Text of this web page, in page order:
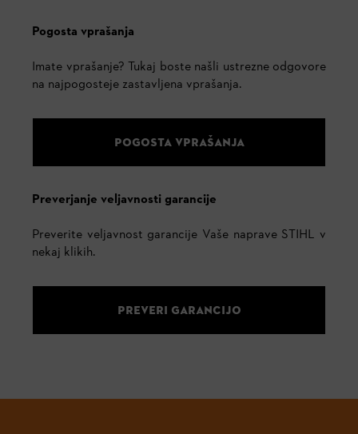
Pogosta vprašanja
Imate vprašanje? Tukaj boste našli ustrezne odgovore
na najpogosteje zastavljena vprašanja.
POGOSTA VPRAŠANJA
Preverjanje veljavnosti garancije
Preverite veljavnost garancije Vaše naprave STIHL v
nekaj klikih.
PREVERI GARANCIJO